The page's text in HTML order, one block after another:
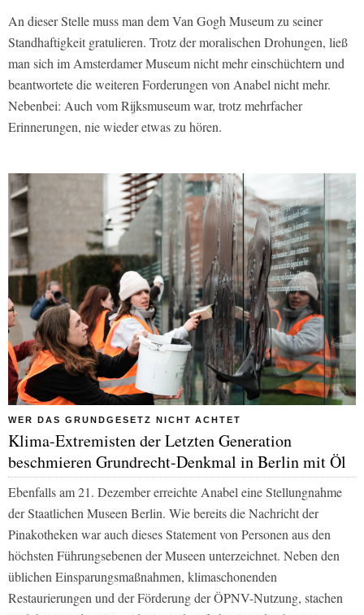
An dieser Stelle muss man dem Van Gogh Museum zu seiner
Standhaftigkeit gratulieren. Trotz der moralischen Drohungen, ließ
man sich im Amsterdamer Museum nicht mehr einschüchtern und
beantwortete die weiteren Forderungen von Anabel nicht mehr.
Nebenbei: Auch vom Rijksmuseum war, trotz mehrfacher
Erinnerungen, nie wieder etwas zu hören.
WER DAS GRUNDGESETZ NICHT ACHTET
Klima-Extremisten der Letzten Generation
beschmieren Grundrecht-Denkmal in Berlin mit Öl
Ebenfalls am 21. Dezember erreichte Anabel eine Stellungnahme
der Staatlichen Museen Berlin. Wie bereits die Nachricht der
Pinakotheken war auch dieses Statement von Personen aus den
höchsten Führungsebenen der Museen unterzeichnet. Neben den
üblichen Einsparungsmaßnahmen, klimaschonenden
Restaurierungen und der Förderung der ÖPNV-Nutzung, stachen